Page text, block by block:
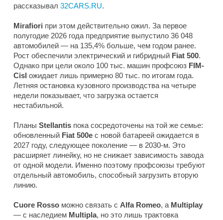
рассказывал 32CARS.RU.
Mirafiori при этом действительно ожил. За первое
полугодие 2026 года предприятие выпустило 36 048
автомобилей — на 135,4% больше, чем годом ранее.
Рост обеспечили электрический и гибридный Fiat 500.
Однако при цели около 100 тыс. машин профсоюз FIM-
Cisl ожидает лишь примерно 80 тыс. по итогам года.
Летняя остановка кузовного производства на четыре
недели показывает, что загрузка остается
нестабильной.
Планы Stellantis пока сосредоточены на той же семье:
обновленный Fiat 500e с новой батареей ожидается в
2027 году, следующее поколение — в 2030-м. Это
расширяет линейку, но не снижает зависимость завода
от одной модели. Именно поэтому профсоюзы требуют
отдельный автомобиль, способный загрузить вторую
линию.
Cuore Rosso можно связать с Alfa Romeo, а Multiplay
— с наследием Multipla, но это лишь трактовка